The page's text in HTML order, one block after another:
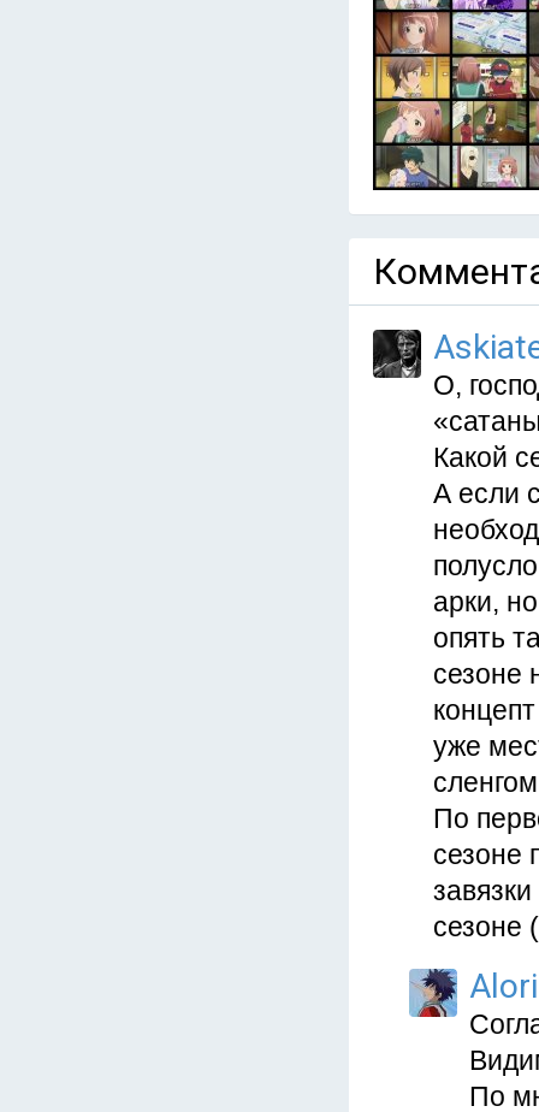
О,
Какой
А если
арки,
опять
сезоне
уже
По
сезоне
сезоне
По